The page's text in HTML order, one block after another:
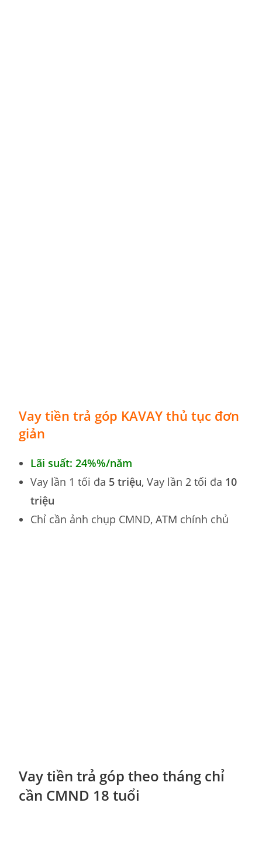
Vay tiền trả góp KAVAY thủ tục đơn
giản
Lãi suất: 24%%/năm
Vay lần 1 tối đa 5 triệu, Vay lần 2 tối đa 10
triệu
Chỉ cần ảnh chụp CMND, ATM chính chủ
Vay tiền trả góp theo tháng chỉ
cần CMND 18 tuổi